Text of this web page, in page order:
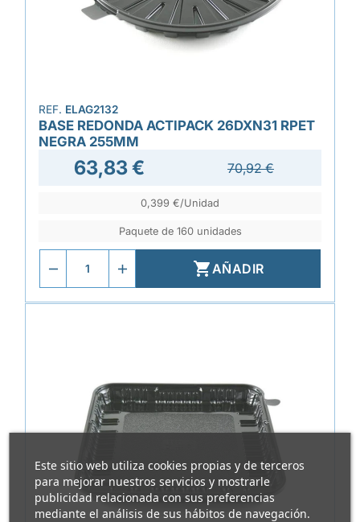
Este sitio web utiliza cookies propias y de terceros
para mejorar nuestros servicios y mostrarle
publicidad relacionada con sus preferencias
mediante el análisis de sus hábitos de navegación.
REF. ELAG2132
BASE REDONDA ACTIPACK 26DXN31 RPET
NEGRA 255MM
63,83 € 70,92 €
0,399 €/Unidad
Paquete de 160 unidades
AÑADIR